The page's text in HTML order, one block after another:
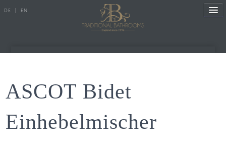
DE | EN
ASCOT Bidet
Einhebelmischer